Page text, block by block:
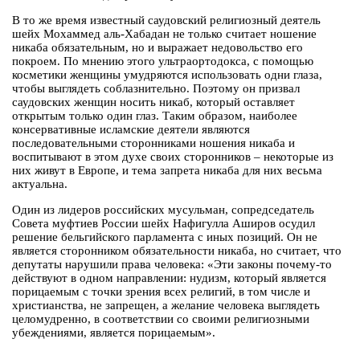
В то же время известный саудовский религиозный деятель
шейх Мохаммед аль-Хабадан не только считает ношение
никаба обязательным, но и выражает недовольство его
покроем. По мнению этого ультраортодокса, с помощью
косметики женщины умудряются использовать одни глаза,
чтобы выглядеть соблазнительно. Поэтому он призвал
саудовских женщин носить никаб, который оставляет
открытым только один глаз. Таким образом, наиболее
консервативные исламские деятели являются
последовательными сторонниками ношения никаба и
воспитывают в этом духе своих сторонников – некоторые из
них живут в Европе, и тема запрета никаба для них весьма
актуальна.
Один из лидеров российских мусульман, сопредседатель
Совета муфтиев России шейх Нафигулла Аширов осудил
решение бельгийского парламента с иных позиций. Он не
является сторонником обязательности никаба, но считает, что
депутаты нарушили права человека: «Эти законы почему-то
действуют в одном направлении: нудизм, который является
порицаемым с точки зрения всех религий, в том числе и
христианства, не запрещен, а желание человека выглядеть
целомудренно, в соответствии со своими религиозными
убеждениями, является порицаемым».